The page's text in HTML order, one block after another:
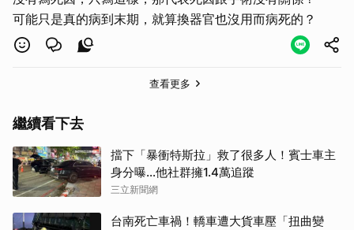
可能只是真的病到末期，就算換器官也沒用而病死的？
查看更多
繼續看下去
擋下「暴衝特斯拉」救了很多人！賓士車主
身分曝…他社群擁1.4萬追蹤
三立新聞網
台南死亡車禍！轎車遭大貨車壓「扭曲變